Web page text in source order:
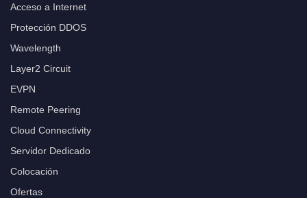
Acceso a Internet
Protección DDOS
Wavelength
Layer2 Circuit
EVPN
Remote Peering
Cloud Connectivity
Servidor Dedicado
Colocación
Ofertas